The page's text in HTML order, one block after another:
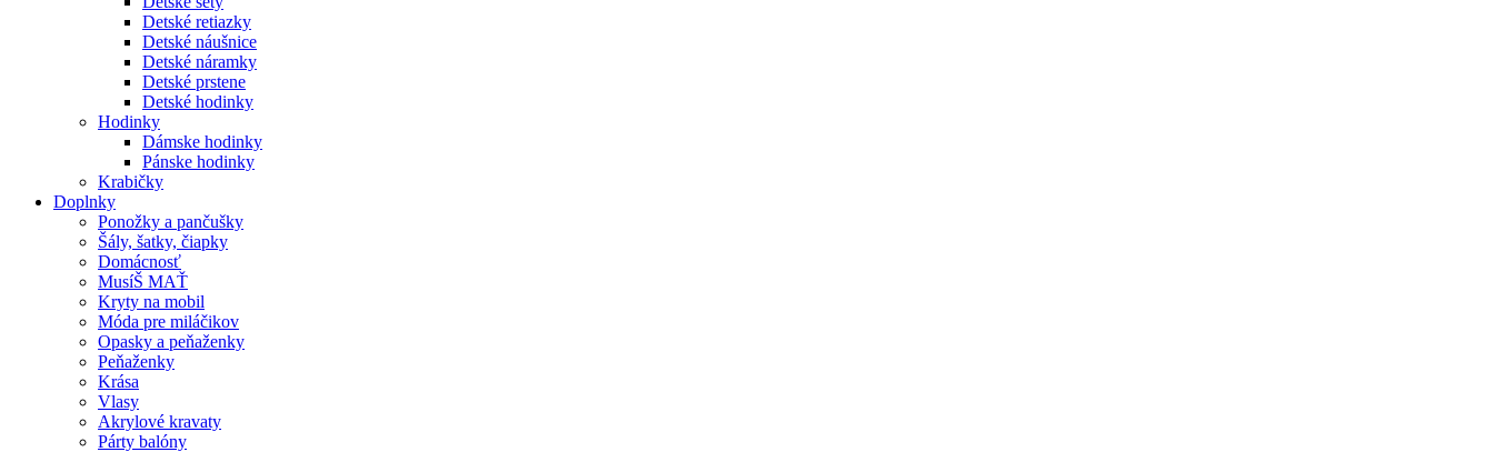
Detské retiazky
Detské náušnice
Detské náramky
Detské prstene
Detské hodinky
Hodinky
Dámske hodinky
Pánske hodinky
Krabičky
Doplnky
Ponožky a pančušky
Šály, šatky, čiapky
Domácnosť
MusíŠ MAŤ
Kryty na mobil
Móda pre miláčikov
Opasky a peňaženky
Peňaženky
Krása
Vlasy
Akrylové kravaty
Párty balóny